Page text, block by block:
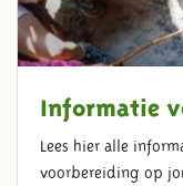
Informatie
Lees hier alle
voorbereiding op